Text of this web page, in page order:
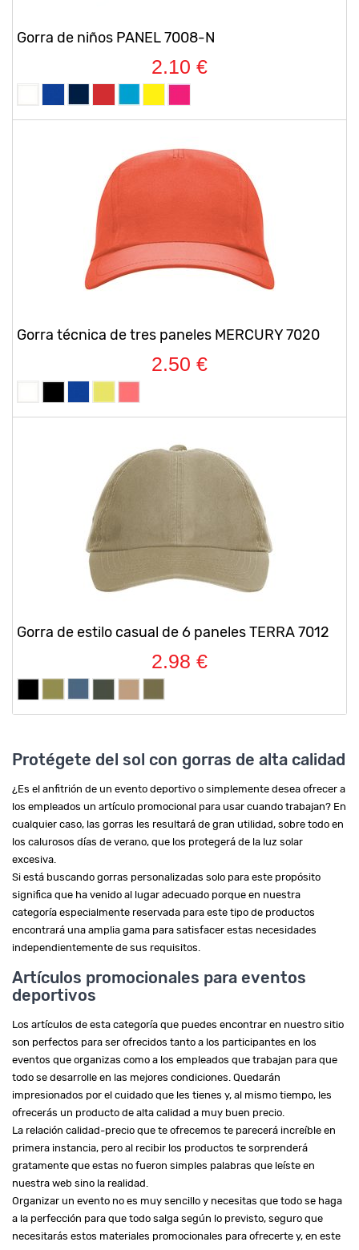
Gorra de niños PANEL 7008-N
2.10 €
Gorra técnica de tres paneles MERCURY 7020
2.50 €
Gorra de estilo casual de 6 paneles TERRA 7012
2.98 €
Protégete del sol con gorras de alta calidad
¿Es el anfitrión de un evento deportivo o simplemente desea ofrecer a
los empleados un artículo promocional para usar cuando trabajan? En
cualquier caso, las gorras les resultará de gran utilidad, sobre todo en
los calurosos días de verano, que los protegerá de la luz solar
excesiva.
Si está buscando gorras personalizadas solo para este propósito
significa que ha venido al lugar adecuado porque en nuestra
categoría especialmente reservada para este tipo de productos
encontrará una amplia gama para satisfacer estas necesidades
independientemente de sus requisitos.
Artículos promocionales para eventos
deportivos
Los artículos de esta categoría que puedes encontrar en nuestro sitio
son perfectos para ser ofrecidos tanto a los participantes en los
eventos que organizas como a los empleados que trabajan para que
todo se desarrolle en las mejores condiciones. Quedarán
impresionados por el cuidado que les tienes y, al mismo tiempo, les
ofrecerás un producto de alta calidad a muy buen precio.
La relación calidad-precio que te ofrecemos te parecerá increíble en
primera instancia, pero al recibir los productos te sorprenderá
gratamente que estas no fueron simples palabras que leíste en
nuestra web sino la realidad.
Organizar un evento no es muy sencillo y necesitas que todo se haga
a la perfección para que todo salga según lo previsto, seguro que
necesitarás estos materiales promocionales para ofrecerte y, en este